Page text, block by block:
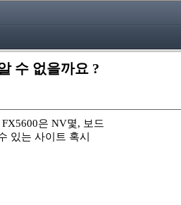
수 없을까요 ?
은 NV몇, 보드
있는 사이트 혹시